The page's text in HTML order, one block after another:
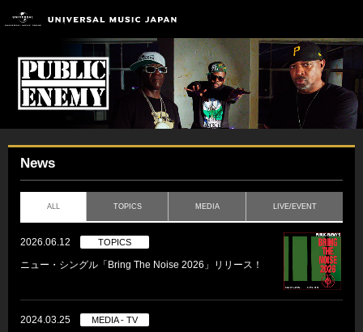
News
ALL TOPICS MEDIA LIVE/EVENT
2026.06.12 TOPICS
ニュー・シングル「Bring The Noise 2026」リリース！
2024.03.25 MEDIA - TV